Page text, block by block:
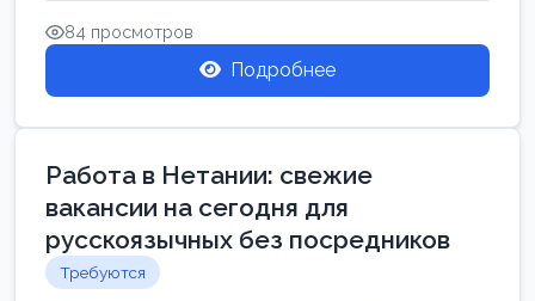
84 просмотров
Подробнее
Работа в Нетании: свежие
вакансии на сегодня для
русскоязычных без посредников
Требуются